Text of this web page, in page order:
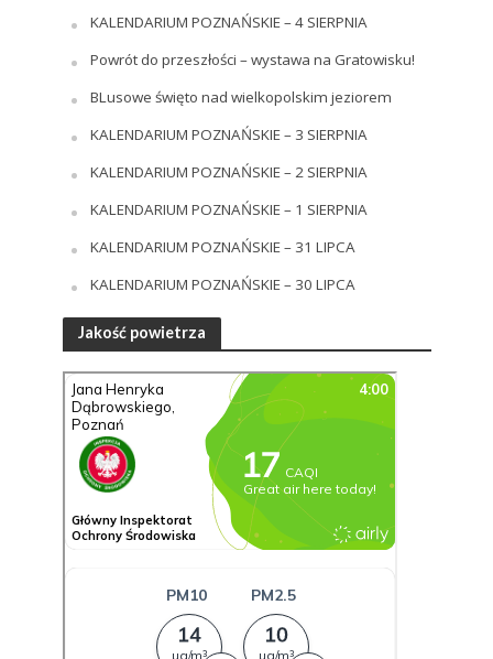
KALENDARIUM POZNAŃSKIE – 4 SIERPNIA
Powrót do przeszłości – wystawa na Gratowisku!
BLusowe święto nad wielkopolskim jeziorem
KALENDARIUM POZNAŃSKIE – 3 SIERPNIA
KALENDARIUM POZNAŃSKIE – 2 SIERPNIA
KALENDARIUM POZNAŃSKIE – 1 SIERPNIA
KALENDARIUM POZNAŃSKIE – 31 LIPCA
KALENDARIUM POZNAŃSKIE – 30 LIPCA
Jakość powietrza